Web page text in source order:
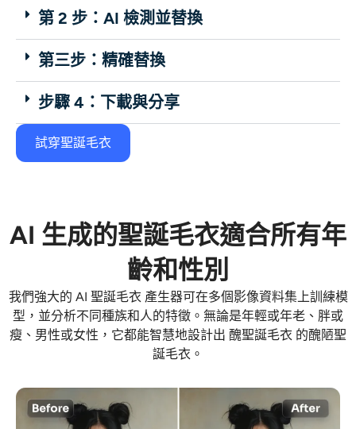
第 2 步：AI 檢測並替換
第三步：精確替換
步驟 4：下載與分享
試穿聖誕毛衣
AI 生成的聖誕毛衣適合所有年
齡和性別
我們強大的 AI 聖誕毛衣 產生器可在多個影像資料集上訓練模
型，並分析不同種族和人的特徵。無論是年輕或年老、胖或
瘦、男性或女性，它都能智慧地設計出 醜聖誕毛衣 的醜陋聖
誕毛衣。